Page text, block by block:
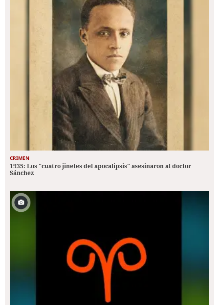
CRIMEN
1935: Los "cuatro jinetes del apocalipsis" asesinaron al doctor
Sánchez